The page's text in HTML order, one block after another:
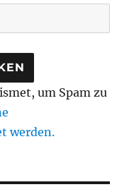
um Spam zu
werden.